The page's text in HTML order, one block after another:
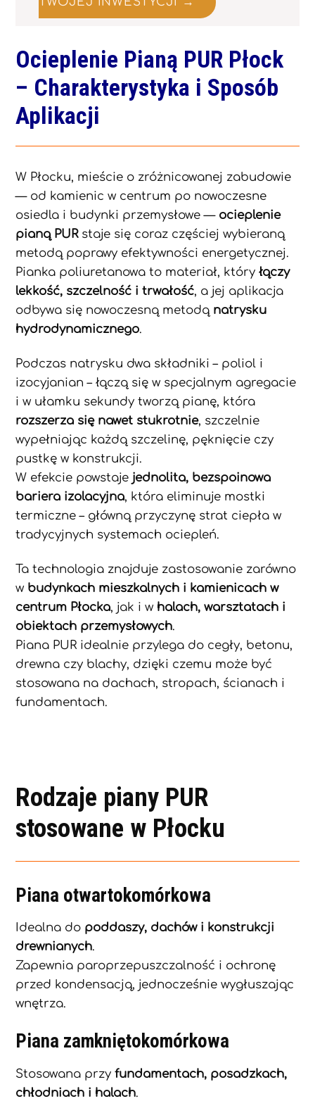
Ocieplenie Pianą PUR Płock
– Charakterystyka i Sposób
Aplikacji
W Płocku, mieście o zróżnicowanej zabudowie
— od kamienic w centrum po nowoczesne
osiedla i budynki przemysłowe — ocieplenie
pianą PURstaje się coraz częściej wybieraną
metodą poprawy efektywności energetycznej.
Pianka poliuretanowa to materiał, któryłączy
lekkość, szczelność i trwałość, a jej aplikacja
odbywa się nowoczesną metodą natrysku
hydrodynamicznego.
Podczas natrysku dwa składniki – poliol i
izocyjanian – łączą się w specjalnym agregacie
i w ułamku sekundy tworzą pianę, która
rozszerza się nawet stukrotnie, szczelnie
wypełniając każdą szczelinę, pęknięcie czy
pustkę w konstrukcji.
W efekcie powstaje jednolita, bezspoinowa
bariera izolacyjna, która eliminuje mostki
termiczne – główną przyczynę strat ciepła w
tradycyjnych systemach ociepleń.
Ta technologia znajduje zastosowanie zarówno
w budynkach mieszkalnych i kamienicach w
centrum Płocka, jak i w halach, warsztatach i
obiektach przemysłowych.
Piana PUR idealnie przylega do cegły, betonu,
drewna czy blachy, dzięki czemu może być
stosowana na dachach, stropach, ścianach i
fundamentach.
Rodzaje piany PUR
stosowane w Płocku
Piana otwartokomórkowa
Idealna do poddaszy, dachów i konstrukcji
drewnianych.
Zapewnia paroprzepuszczalność i ochronę
przed kondensacją, jednocześnie wygłuszając
wnętrza.
Piana zamkniętokomórkowa
Stosowana przyfundamentach, posadzkach,
chłodniach i halach.